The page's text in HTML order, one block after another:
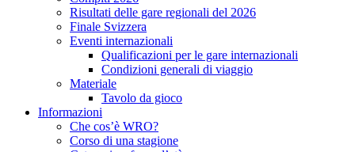
Risultati delle gare regionali del 2026
Finale Svizzera
Eventi internazionali
Qualificazioni per le gare internazionali
Condizioni generali di viaggio
Materiale
Tavolo da gioco
Informazioni
Che cos’è WRO?
Corso di una stagione